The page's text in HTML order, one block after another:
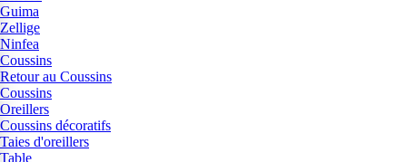
Guima
Zellige
Ninfea
Coussins
Retour au Coussins
Coussins
Oreillers
Coussins décoratifs
Taies d'oreillers
Table